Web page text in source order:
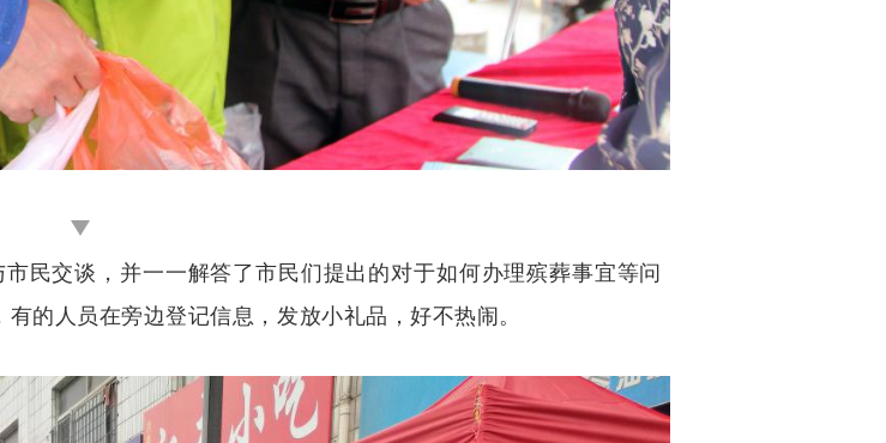
民交谈，并一一解答了市民们提出的对于如何办理殡葬事宜等问
的人员在旁边登记信息，发放小礼品，好不热闹。